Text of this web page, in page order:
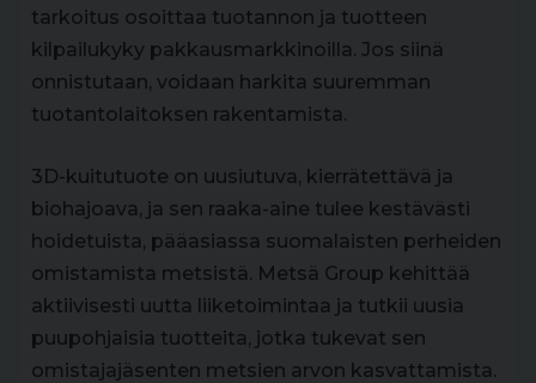
tarkoitus osoittaa tuotannon ja tuotteen
kilpailukyky pakkausmarkkinoilla. Jos siinä
onnistutaan, voidaan harkita suuremman
tuotantolaitoksen rakentamista.
3D-kuitutuote on uusiutuva, kierrätettävä ja
biohajoava, ja sen raaka-aine tulee kestävästi
hoidetuista, pääasiassa suomalaisten perheiden
omistamista metsistä. Metsä Group kehittää
aktiivisesti uutta liiketoimintaa ja tutkii uusia
puupohjaisia tuotteita, jotka tukevat sen
omistajajäsenten metsien arvon kasvattamista.